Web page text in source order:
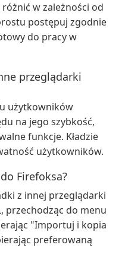
w zależności od
postępuj zgodnie
do pracy w
przeglądarki
użytkowników
na jego szybkość,
funkcje. Kładzie
użytkowników.
Firefoksa?
z innej przeglądarki
przechodząc do menu
"Importuj i kopia
preferowaną